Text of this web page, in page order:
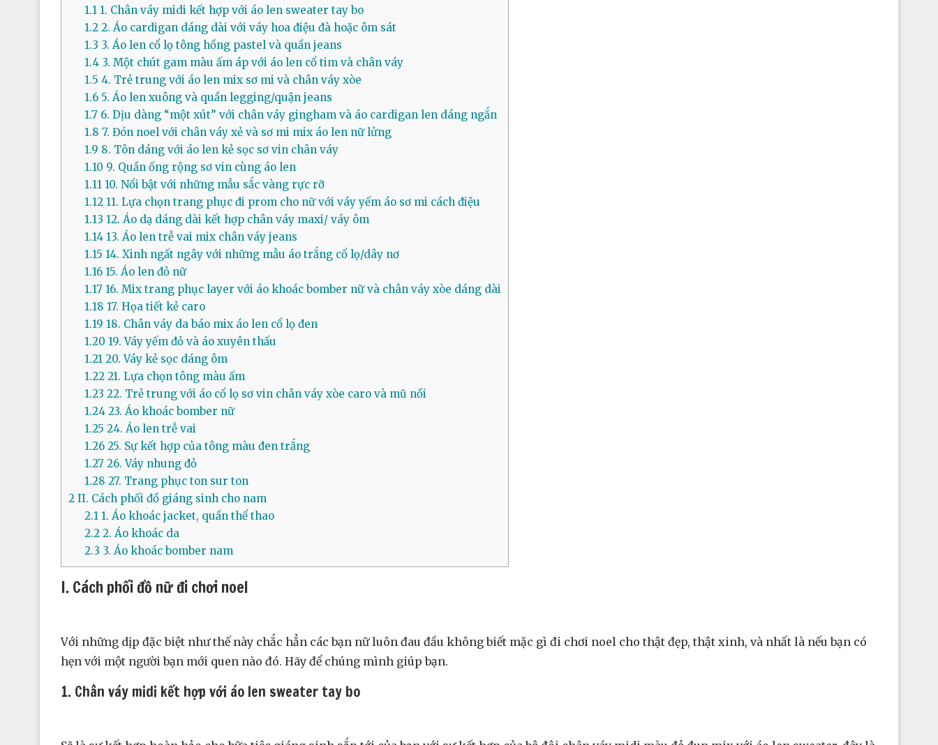
1.11. Chân váy midi kết hợp với áo len sweater tay bo
1.22. Áo cardigan dáng dài với váy hoa điệu đà hoặc ôm sát
1.3 3. Áo len cổ lọ tông hồng pastel và quần jeans
1.43. Một chút gam màu ấm áp với áo len cổ tim và chân váy
1.5 4. Trẻ trung với áo len mix sơ mi và chân váy xòe
1.65. Áo len xuông và quần legging/quận jeans
1.76. Dịu dàng “một xút” với chân váy gingham và áo cardigan len dáng ngắn
1.8 7. Đón noel với chân váy xẻ và sơ mi mix áo len nữ lửng
1.9 8. Tôn dáng với áo len kẻ sọc sơ vin chân váy
1.10 9. Quần ống rộng sơ vin cùng áo len
1.1110. Nổi bật với những mẫu sắc vàng rực rỡ
1.1211. Lựa chọn trang phục đi prom cho nữ với váy yếm áo sơ mi cách điệu
1.13 12. Áo dạ dáng dài kết hợp chân váy maxi/ váy ôm
1.1413. Áo len trễ vai mix chân váy jeans
1.15 14. Xinh ngất ngây với những mẫu áo trắng cổ lọ/dây nơ
1.1615. Áo len đỏ nữ
1.1716. Mix trang phục layer với áo khoác bomber nữ và chân váy xòe dáng dài
1.18 17. Họa tiết kẻ caro
1.19 18. Chân váy da báo mix áo len cổ lọ đen
1.20 19. Váy yếm đỏ và áo xuyên thấu
1.2120. Váy kẻ sọc dáng ôm
1.2221. Lựa chọn tông màu ấm
1.23 22. Trẻ trung với áo cổ lọ sơ vin chân váy xòe caro và mũ nồi
1.2423. Áo khoác bomber nữ
1.25 24. Áo len trễ vai
1.2625. Sự kết hợp của tông màu đen trắng
1.2726. Váy nhung đỏ
1.28 27. Trang phục ton sur ton
2 II. Cách phối đồ giáng sinh cho nam
2.11. Áo khoác jacket, quần thể thao
2.22. Áo khoác da
2.3 3. Áo khoác bomber nam
I. Cách phối đồ nữ đi chơi noel
Với những dịp đặc biệt như thế này chắc hẳn các bạn nữ luôn đau đầu không biết mặc gì đi chơi noel cho thật đẹp, thật xinh, và nhất là nếu bạn có
hẹn với một người bạn mới quen nào đó. Hãy để chúng mình giúp bạn.
1. Chân váy midi kết hợp với áo len sweater tay bo